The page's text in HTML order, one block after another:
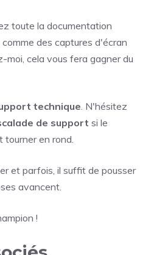
toute la documentation
des captures d'écran
moi, cela vous fera gagner du
technique . N'hésitez
de support si le
en rond.
et parfois, il suffit de pousser
avancent.
!